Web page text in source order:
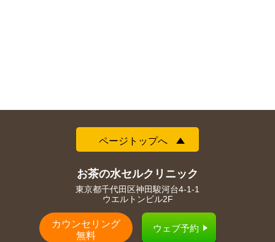
ページトップへ
お茶の水セルクリニック
東京都千代田区神田駿河台4-1-1
ウエルトンビル2F
カウンセリング
無料
ウェブ予約